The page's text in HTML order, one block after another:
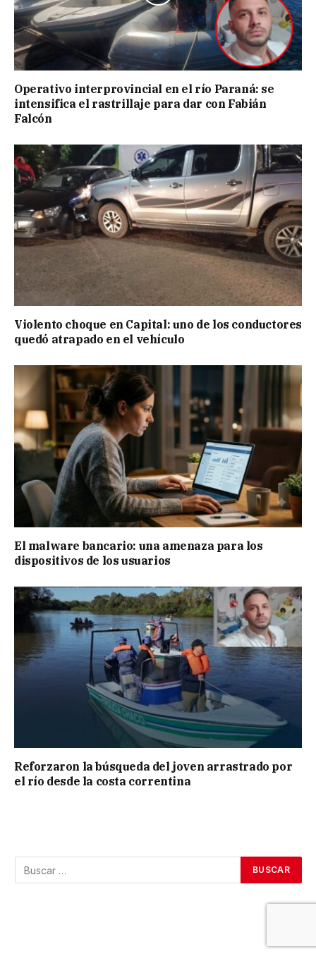
Operativo interprovincial en el río Paraná: se
intensifica el rastrillaje para dar con Fabián
Falcón
Violento choque en Capital: uno de los conductores
quedó atrapado en el vehículo
El malware bancario: una amenaza para los
dispositivos de los usuarios
Reforzaron la búsqueda del joven arrastrado por
el río desde la costa correntina